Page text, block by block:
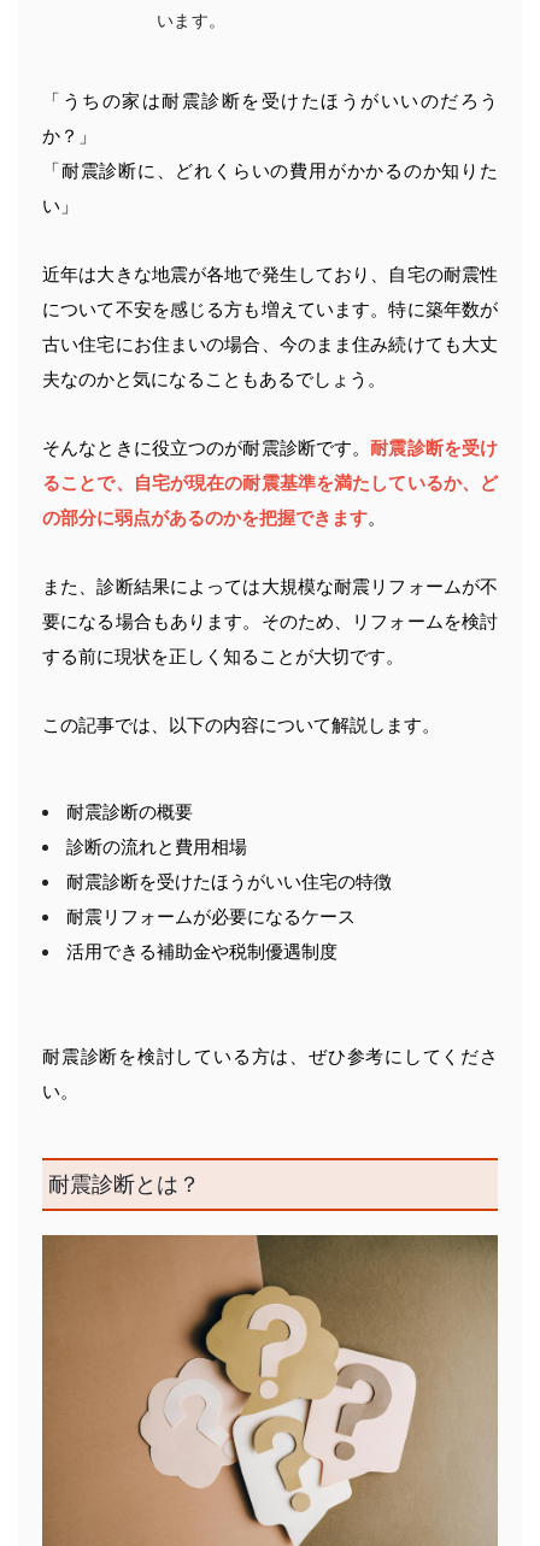
います。
「うちの家は耐震診断を受けたほうがいいのだろう
か？」
「耐震診断に、どれくらいの費用がかかるのか知りた
い」
近年は大きな地震が各地で発生しており、自宅の耐震性
について不安を感じる方も増えています。特に築年数が
古い住宅にお住まいの場合、今のまま住み続けても大丈
夫なのかと気になることもあるでしょう。
そんなときに役立つのが耐震診断です。耐震診断を受け
ることで、自宅が現在の耐震基準を満たしているか、ど
の部分に弱点があるのかを把握できます。
また、診断結果によっては大規模な耐震リフォームが不
要になる場合もあります。そのため、リフォームを検討
する前に現状を正しく知ることが大切です。
この記事では、以下の内容について解説します。
耐震診断の概要
診断の流れと費用相場
耐震診断を受けたほうがいい住宅の特徴
耐震リフォームが必要になるケース
活用できる補助金や税制優遇制度
耐震診断を検討している方は、ぜひ参考にしてくださ
い。
耐震診断とは？